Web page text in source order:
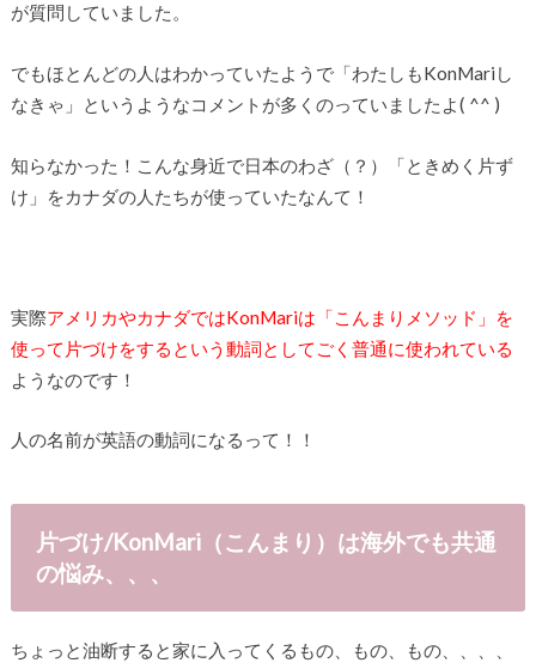
が質問していました。
でもほとんどの人はわかっていたようで「わたしもKonMariし
なきゃ」というようなコメントが多くのっていましたよ( ^^ )
知らなかった！こんな身近で日本のわざ（？）「ときめく片ず
け」をカナダの人たちが使っていたなんて！
実際アメリカやカナダではKonMariは「こんまりメソッド」を
使って片づけをするという動詞としてごく普通に使われている
ようなのです！
人の名前が英語の動詞になるって！！
片づけ/KonMari（こんまり）は海外でも共通
の悩み、、、
ちょっと油断すると家に入ってくるもの、もの、もの、、、、